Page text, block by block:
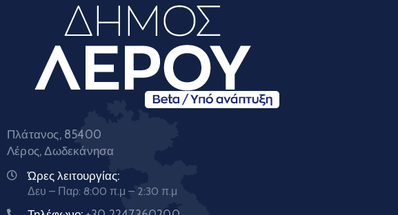
Πλάτανος, 85400
Λέρος, Δωδεκάνησα
Ώρες λειτουργίας:
Δευ – Παρ: 8:00 π.μ – 2:30 π.μ